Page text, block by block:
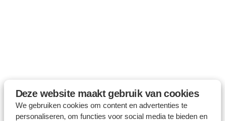
Deze website maakt gebruik van cookies
We gebruiken cookies om content en advertenties te
personaliseren, om functies voor social media te bieden en